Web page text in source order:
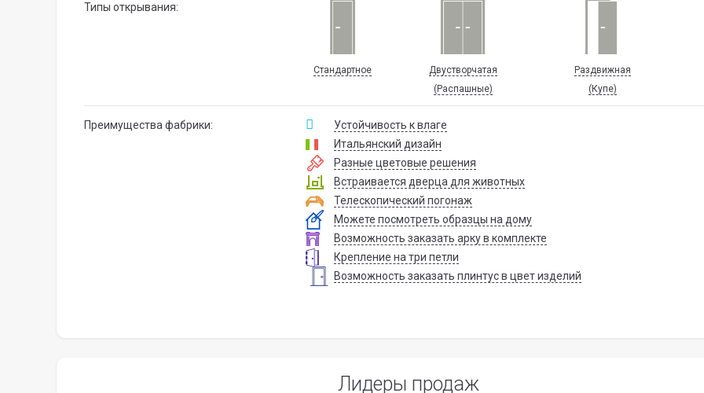
Типы открывания:
Стандартное
Двустворчатая
(Распашные)
Раздвижная
(Купе)
Преимущества фабрики:
Устойчивость к влаге
Итальянский дизайн
Разные цветовые решения
Встраивается дверца для животных
Телескопический погонаж
Можете посмотреть образцы на дому
Возможность заказать арку в комплекте
Крепление на три петли
Возможность заказать плинтус в цвет изделий
Лидеры продаж